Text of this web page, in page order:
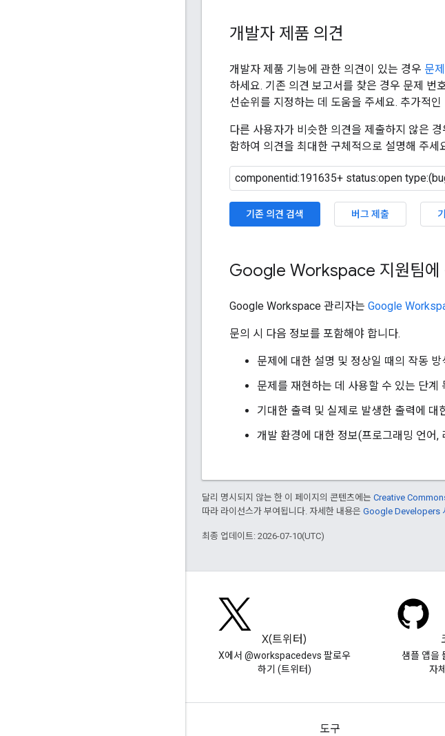
개발자 제품 의견
개발자 제품 기능에 관한 의견이 있는 경우 문
하세요. 기존 의견 보고서를 찾은 경우 문제 번
선순위를 지정하는 데 도움을 주세요. 추가적
다른 사용자가 비슷한 의견을 제출하지 않은
함하여 의견을 최대한 구체적으로 설명해 주세
기존 의견 검색 버그 제출
Google Workspace 지원팀에
Google Workspace 관리자는 Google
문의 시 다음 정보를 포함해야 합니다.
문제에 대한 설명 및 정상일 때의 작동 방
문제를 재현하는 데 사용할 수 있는 단계
기대한 출력 및 실제로 발생한 출력에 대
개발 환경에 대한 정보(프로그래밍 언어,
달리 명시되지 않는 한 이 페이지의 콘텐츠에는 Creative
따라 라이선스가 부여됩니다. 자세한 내용은 Google Developers
최종 업데이트: 2026-07-10(UTC)
X(트위터)
X에서 @workspacedevs 팔로우
하기 (트위터)
샘플 앱을
자
도구